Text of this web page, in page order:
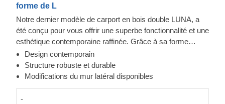
forme de L
Notre dernier modèle de carport en bois double LUNA, a
été conçu pour vous offrir une superbe fonctionnalité et une
esthétique contemporaine raffinée. Grâce à sa forme
moderne et élégante, son design sublime et son toit
traditionnel à double pente, ce magnifique carport
deviendra rapidement un ajout précieux à votre espace
Design contemporain
Structure robuste et durable
Modifications du mur latéral disponibles
-